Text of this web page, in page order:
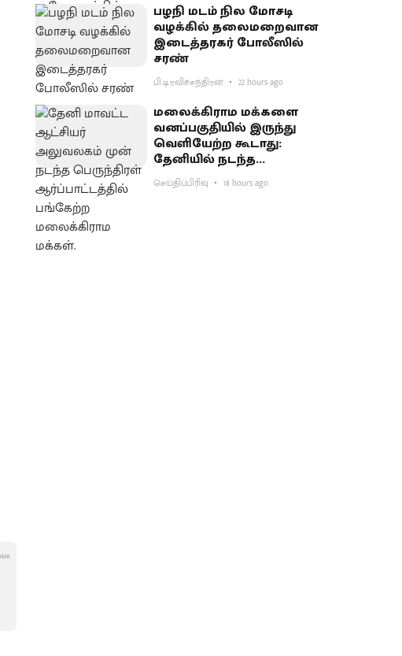
பழநி மடம் நில மோசடி
வழக்கில் தலைமறைவான
இடைத்தரகர் போலீஸில்
சரண்
பி.டி.ரவிச்சந்திரன் 22 hours ago
மலைக்கிராம மக்களை
வனப்பகுதியில் இருந்து
வெளியேற்ற கூடாது:
தேனியில் நடந்த
பெருந்திரள்
ஆர்ப்பாட்டத்தில்
செய்திப்பிரிவு 18 hours ago